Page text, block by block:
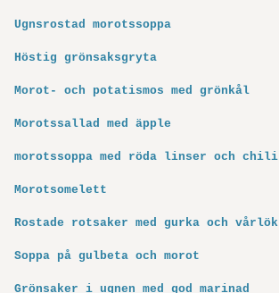
Ugnsrostad morotssoppa
Höstig grönsaksgryta
Morot- och potatismos med grönkål
Morotssallad med äpple
morotssoppa med röda linser och chili
Morotsomelett
Rostade rotsaker med gurka och vårlök
Soppa på gulbeta och morot
Grönsaker i ugnen med god marinad